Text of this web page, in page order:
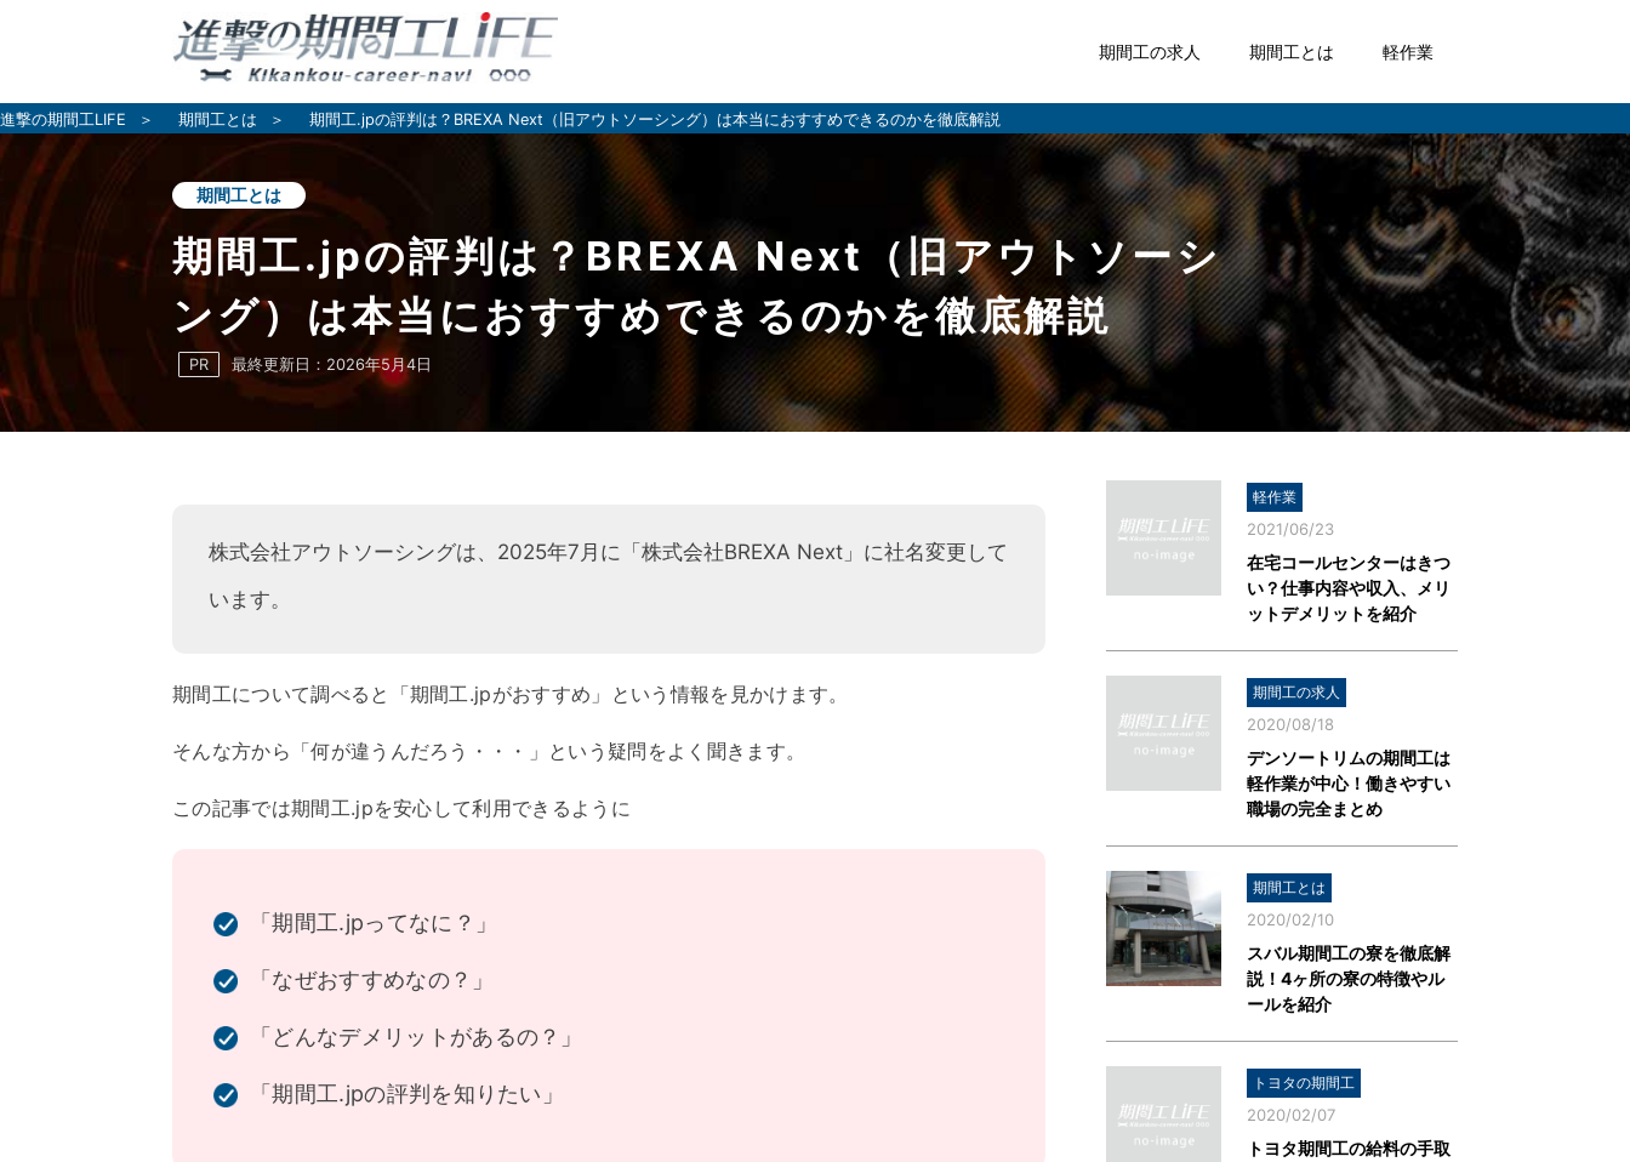
期間工の求人 期間工とは 軽作業
進撃の期間工LIFE 期間工とは 期間工.jpの評判は？BREXA Next（旧アウトソーシング）は本当におすすめできるのかを徹底解説
期間工とは
期間工.jpの評判は？BREXA Next（旧アウトソーシ
ング）は本当におすすめできるのかを徹底解説
PR 最終更新日： 2026年5月4日
株式会社アウトソーシングは、2025年7月に「株式会社BREXA Next」に社名変更して
います。
期間工について調べると「期間工.jpがおすすめ」という情報を見かけます。
そんな方から「何が違うんだろう・・・」という疑問をよく聞きます。
この記事では期間工.jpを安心して利用できるように
「期間工.jpってなに？」
「なぜおすすめなの？」
「どんなデメリットがあるの？」
「期間工.jpの評判を知りたい」
軽作業
2021/06/23
在宅コールセンターはきつ
い？仕事内容や収入、メリ
ットデメリットを紹介
期間工の求人
2020/08/18
デンソートリムの期間工は
軽作業が中心！働きやすい
職場の完全まとめ
期間工とは
2020/02/10
スバル期間工の寮を徹底解
説！4ヶ所の寮の特徴やル
ールを紹介
トヨタの期間工
2020/02/07
トヨタ期間工の給料の手取